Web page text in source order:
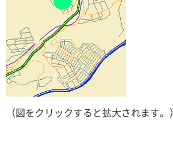
（図をクリックすると拡大されます。）